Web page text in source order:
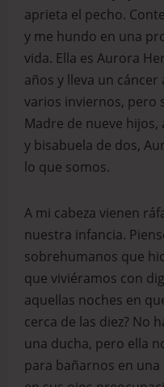
aprieta el pecho.
y me hundo en una
vida. Ella es Aurora
años y lleva un cáncer
varios inviernos, pero
Madre de nueve
y bisabuela de dos,
lo que somos.
A mi cabeza vienen
nuestra infancia.
sobrehumanos que
que viviéramos con
aquellas noches en
cerca de las diez? No
una ducha, pero ella
para bañarnos en